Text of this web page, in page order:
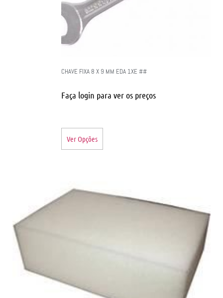
CHAVE FIXA 8 X 9 MM EDA 1XE ##
Faça login para ver os preços
Ver Opções